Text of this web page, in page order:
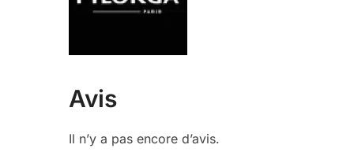
Avis
Il n’y a pas encore d’avis.